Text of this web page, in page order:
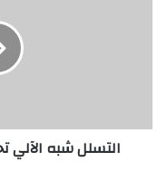
‏التسلل شبه الآلي